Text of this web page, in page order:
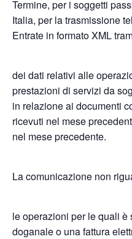
Termine, per i soggetti
Italia, per la trasmissione
Entrate in formato XML
dei dati relativi alle
prestazioni di servizi da
in relazione ai documenti
ricevuti nel mese
nel mese precedente.
La comunicazione non
le operazioni per le quali
doganale o una fattura